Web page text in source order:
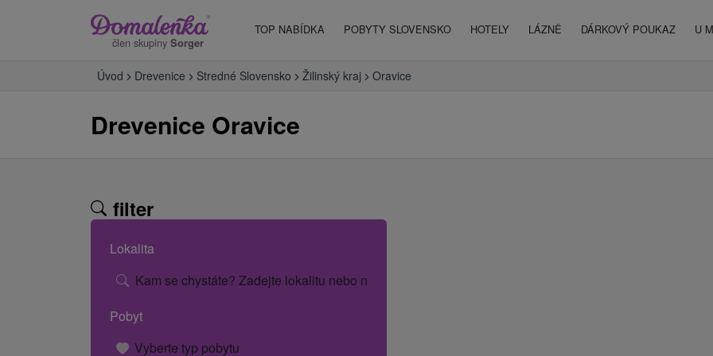
člen skupiny Sorger
TOP NABÍDKA POBYTY SLOVENSKO HOTELY LÁZNĚ DÁRKOVÝ POUKAZ U
Úvod Drevenice Stredné Slovensko Žilinský kraj Oravice
Drevenice Oravice
filter
Lokalita
Kam se chystáte? Zadejte lokalitu nebo název hotelu.
Pobyt
Vyberte typ pobytu